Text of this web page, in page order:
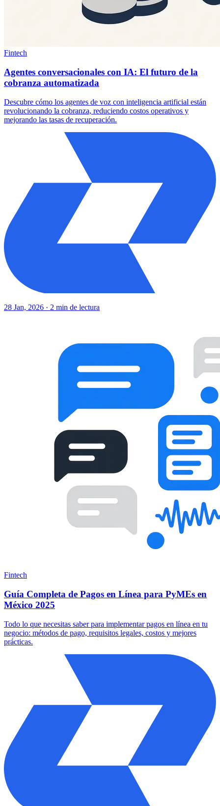
Fintech
Agentes conversacionales con IA: El futuro de la
cobranza automatizada
Descubre cómo los agentes de voz con inteligencia artificial están
revolucionando la cobranza, reduciendo costos operativos y
mejorando las tasas de recuperación.
28 Jan, 2026 · 2 min de lectura
Fintech
Guía Completa de Pagos en Línea para PyMEs en
México 2025
Todo lo que necesitas saber para implementar pagos en línea en tu
negocio: métodos de pago, requisitos legales, costos y mejores
prácticas.